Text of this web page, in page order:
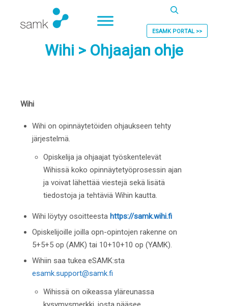
Haku
ESAMK PORTAL >>
Wihi > Ohjaajan ohje
Wihi
Wihi on opinnäytetöiden ohjaukseen tehty
järjestelmä.
Opiskelija ja ohjaajat työskentelevät
Wihissä koko opinnäytetyöprosessin ajan
ja voivat lähettää viestejä sekä lisätä
tiedostoja ja tehtäviä Wihin kautta.
Wihi löytyy osoitteesta https://samk.wihi.fi
Opiskelijoille joilla opn-opintojen rakenne on
5+5+5 op (AMK) tai 10+10+10 op (YAMK).
Wihiin saa tukea eSAMK:sta
esamk.support@samk.fi
Wihissä on oikeassa yläreunassa